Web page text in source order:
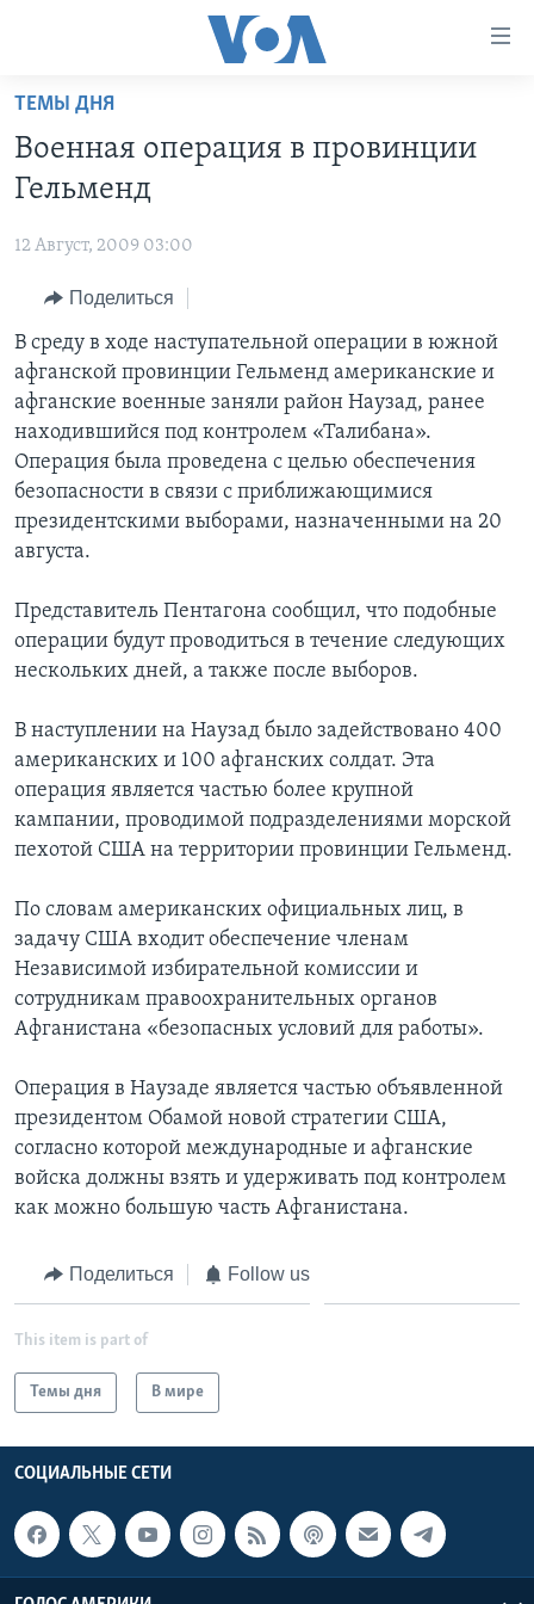
Перейти
основной
контент
навигации
Перейти
поиск
НОВОСТИ ЗА МИНУТУ
ИТОГИ
ПОЧЕМУ ЭТО ВАЖНО?
ДИСКУССИЯ VOA
ДЕТАЛИ
НЬЮ-ЙОРК NEW YORK
АМЕРИКА. БОЛЬШОЕ ПУТЕШЕСТВИЕ
УЧИМ АНГЛИЙСКИЙ
НАША АМЕРИКАНСКАЯ ИСТОРИЯ
А КАК В АМЕРИКЕ?
АРТЕФАКТЫ
АМЕРИКАНСКИЕ ГОРОДКИ
ТЕСТЫ
ЭКСПЕРТИЗА
ИНТЕРВЬЮ
ФАКТЫ ПРОТИВ ФЕЙКОВ
ЗА СВОБОДУ ПРЕССЫ
УЧИМ АНГЛИЙСКИЙ
ВИДЕО
ПОДПИСКА НА НОВОСТИ
СОЦИАЛЬНЫЕ СЕТИ
Языки
ТЕМЫ ДНЯ
Военная операция в провинции
Гельменд
12 Август, 2009 03:00
Поделиться
В среду в ходе наступательной операции в южной
афганской провинции Гельменд американские и
афганские военные заняли район Наузад, ранее
находившийся под контролем «Талибана».
Операция была проведена с целью обеспечения
безопасности в связи с приближающимися
президентскими выборами, назначенными на 20
августа.
Представитель Пентагона сообщил, что подобные
операции будут проводиться в течение следующих
нескольких дней, а также после выборов.
В наступлении на Наузад было задействовано 400
американских и 100 афганских солдат. Эта
операция является частью более крупной
кампании, проводимой подразделениями морской
пехотой США на территории провинции Гельменд.
По словам американских официальных лиц, в
задачу США входит обеспечение членам
Независимой избирательной комиссии и
сотрудникам правоохранительных органов
Афганистана «безопасных условий для работы».
Операция в Наузаде является частью объявленной
президентом Обамой новой стратегии США,
согласно которой международные и афганские
войска должны взять и удерживать под контролем
как можно большую часть Афганистана.
Поделиться Follow us
This item is part of
Темы дня В мире
СОЦИАЛЬНЫЕ СЕТИ